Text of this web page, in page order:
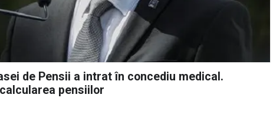
de Pensii a intrat în concediu medical.
pensiilor